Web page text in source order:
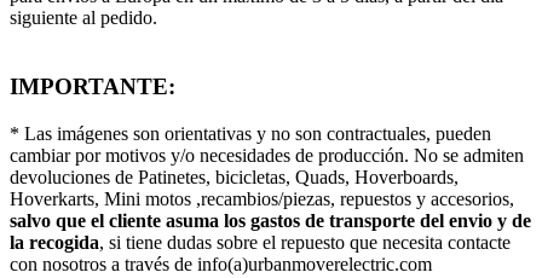
siguiente al pedido.
IMPORTANTE:
* Las imágenes son orientativas y no son contractuales, pueden
cambiar por motivos y/o necesidades de producción. No se admiten
devoluciones de Patinetes, bicicletas, Quads, Hoverboards,
Hoverkarts, Mini motos ,recambios/piezas, repuestos y accesorios,
salvo que el cliente asuma los gastos de transporte del envio y de
la recogida, si tiene dudas sobre el repuesto que necesita contacte
con nosotros a través de info(a)urbanmoverelectric.com